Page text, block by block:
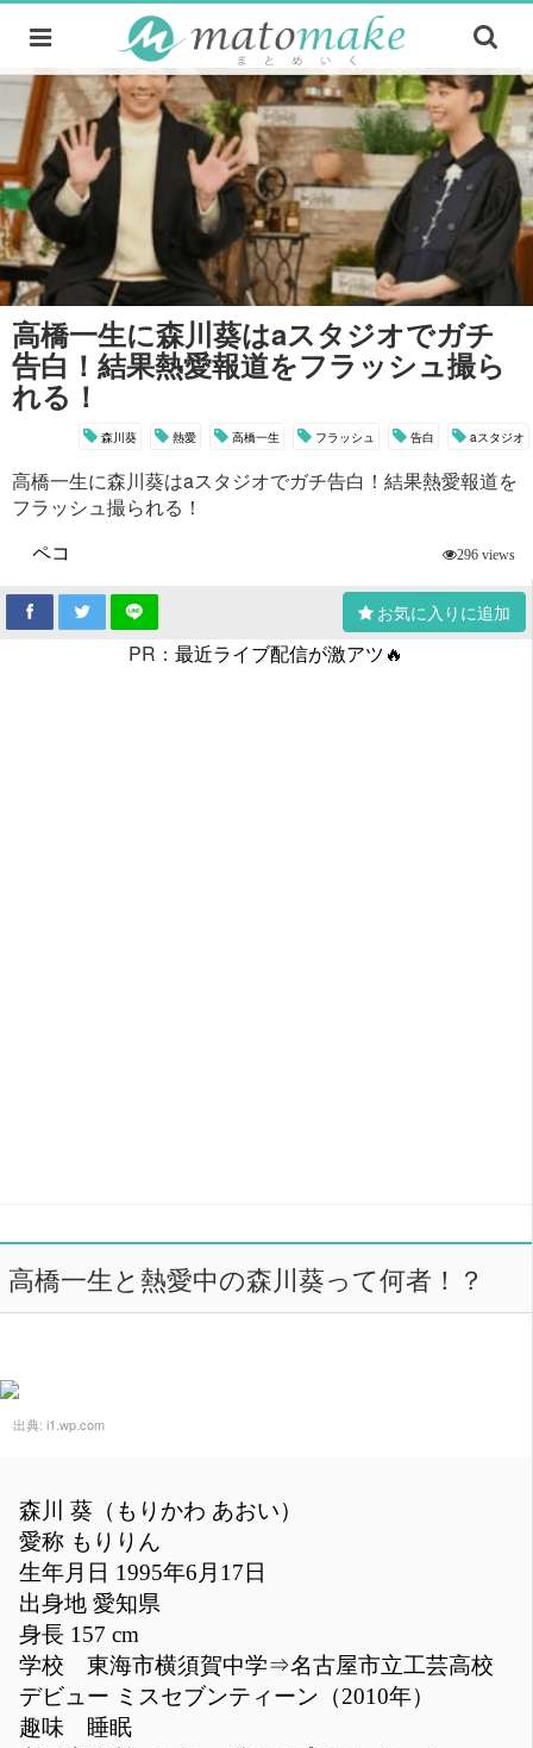
高橋一生に森川葵はaスタジオでガチ
告白！結果熱愛報道をフラッシュ撮ら
れる！
森川葵 熱愛 高橋一生 フラッシュ 告白 aスタジオ
高橋一生に森川葵はaスタジオでガチ告白！結果熱愛報道を
フラッシュ撮られる！
ペコ
296 views
お気に入りに追加
PR： 最近ライブ配信が激アツ🔥
高橋一生と熱愛中の森川葵って何者！？
出典: i1.wp.com
森川 葵（もりかわ あおい）
愛称 もりりん
生年月日 1995年6月17日
出身地 愛知県
身長 157 cm
学校 東海市横須賀中学⇒名古屋市立工芸高校
デビュー ミスセブンティーン（2010年）
趣味 睡眠